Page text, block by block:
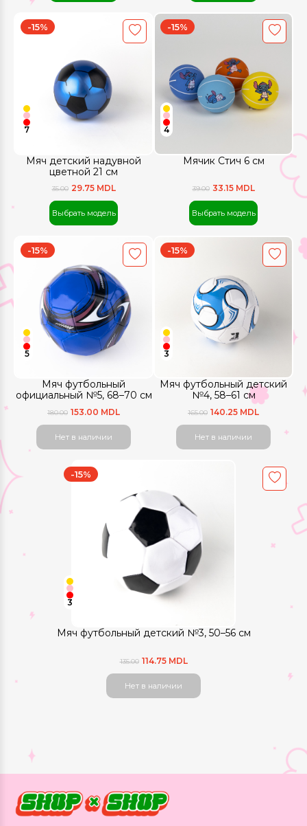
Мяч детский надувной
цветной 21 см
-15%
7
35.00 29.75 MDL
Выбрать модель
Мячик Стич 6 см
-15%
4
39.00 33.15 MDL
Выбрать модель
Мяч футбольный
официальный №5, 68–70 см
-15%
5
180.00 153.00 MDL
Нет в наличии
Мяч футбольный детский
№4, 58–61 см
-15%
3
165.00 140.25 MDL
Нет в наличии
Мяч футбольный детский №3, 50–56 см
-15%
3
135.00 114.75 MDL
Нет в наличии